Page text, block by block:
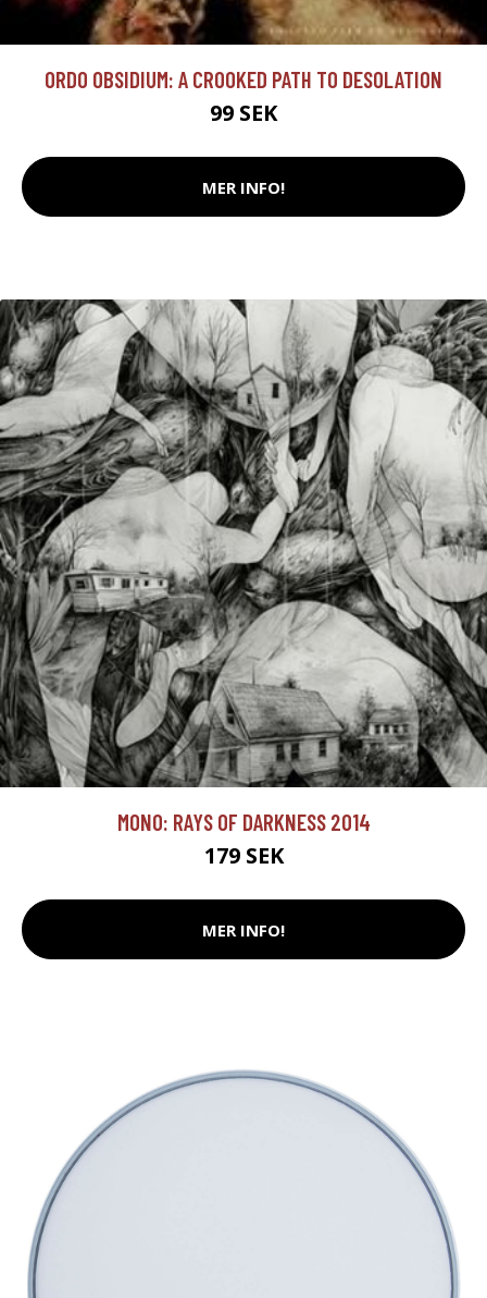
ORDO OBSIDIUM: A CROOKED PATH TO DESOLATION
99 SEK
MER INFO!
MONO: RAYS OF DARKNESS 2014
179 SEK
MER INFO!